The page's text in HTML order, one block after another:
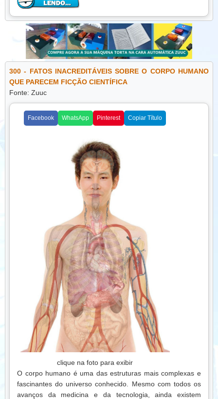
melhora o humor. O riso e a interação social estimulam a
produção de neurotransmissores relacionados à felicidade,
contribuindo para o equilíbrio emocional.
Além disso, reservar tempo para a diversão ajuda a
desenvolver criatividade, aumentar a motivação e melhorar
a capacidade de lidar com desafios. Atividades prazerosas
proporcionam novas perspectivas, estimulam a mente e
promovem sensação de realização, elementos importantes
para o bem-estar integral.
É importante lembrar que a diversão não precisa ser
grandiosa ou cara. Pequenos momentos, como jogar um
alguém, já trazem benefícios significativos para a saúde
Incluir momentos de diversão na rotina é
essencial para manter a mente saudável e o equilíbrio
emocional. Atividades recreativas, hobbies e momentos de
riso fortalecem relacionamentos, reduzem o estresse e
aumentam a sensação de bem-estar. Valorizar a diversão é
investir em uma vida mais leve, alegre e saudável.
300 - FATOS INACREDITÁVEIS SOBRE O CORPO HUMANO
QUE PARECEM FICÇÃO CIENTÍFICA
Fonte: Zuuc
Facebook WhatsApp Pinterest Copiar Título
clique na foto para exibir
O corpo humano é uma das estruturas mais complexas e
fascinantes do universo conhecido. Mesmo com todos os
avanços da medicina e da tecnologia, ainda existem